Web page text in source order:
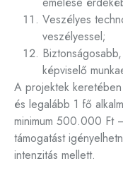
Veszélyes
veszélyessel;
képviselő
A projektek
és legalább 1 fő
minimum 500.000 Ft
támogatást
intenzitás mellett.